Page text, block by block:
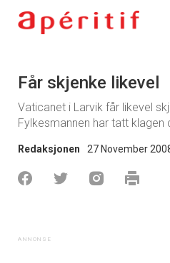
Får skjenke likevel
Vaticanet i Larvik får likevel
Fylkesmannen har tatt klagen
Redaksjonen 27 November